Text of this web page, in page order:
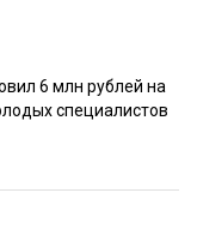
6 млн рублей на
специалистов